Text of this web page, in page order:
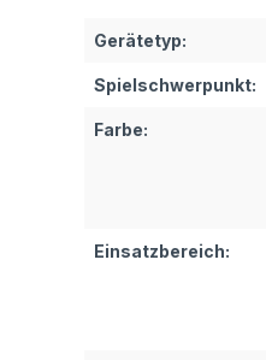
Gerätetyp:
Spielschwerpunkt:
Farbe:
Einsatzbereich: